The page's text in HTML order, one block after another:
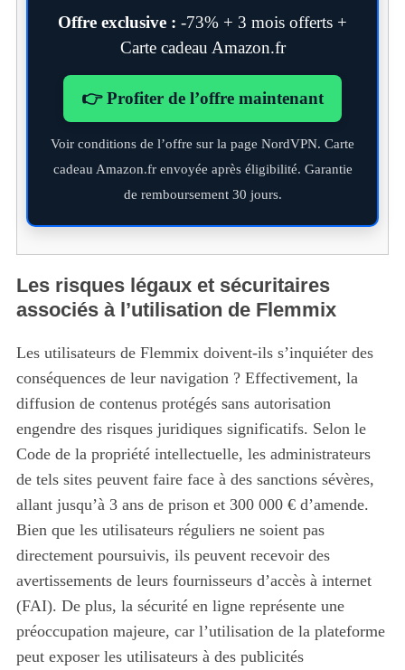
Offre exclusive : -73% + 3 mois offerts +
Carte cadeau Amazon.fr
👉 Profiter de l’offre maintenant
Voir conditions de l’offre sur la page NordVPN. Carte
cadeau Amazon.fr envoyée après éligibilité. Garantie
de remboursement 30 jours.
Les risques légaux et sécuritaires
associés à l’utilisation de Flemmix
Les utilisateurs de Flemmix doivent-ils s’inquiéter des
conséquences de leur navigation ? Effectivement, la
diffusion de contenus protégés sans autorisation
engendre des risques juridiques significatifs. Selon le
Code de la propriété intellectuelle, les administrateurs
de tels sites peuvent faire face à des sanctions sévères,
allant jusqu’à 3 ans de prison et 300 000 € d’amende.
Bien que les utilisateurs réguliers ne soient pas
directement poursuivis, ils peuvent recevoir des
avertissements de leurs fournisseurs d’accès à internet
(FAI). De plus, la sécurité en ligne représente une
préoccupation majeure, car l’utilisation de la plateforme
peut exposer les utilisateurs à des publicités